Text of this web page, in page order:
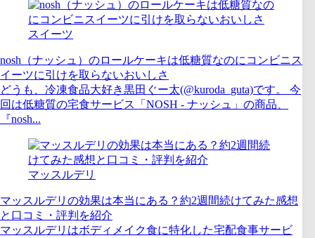
スイーツ
nosh（ナッシュ）のロールケーキは低糖質なのにコンビニス
イーツに引けを取らないおいしさ
どうも、冷凍食品大好き黒田ぐー太(@kuroda_guta)です。 今
回は低糖質の宅食サービス「NOSH - ナッシュ」の商品、
『nosh...
マッスルデリ
マッスルデリの効果は本当にある？約2週間続けてみた感想
と口コミ・評判を紹介
マッスルデリはボディメイク食に特化した宅配食事サービ